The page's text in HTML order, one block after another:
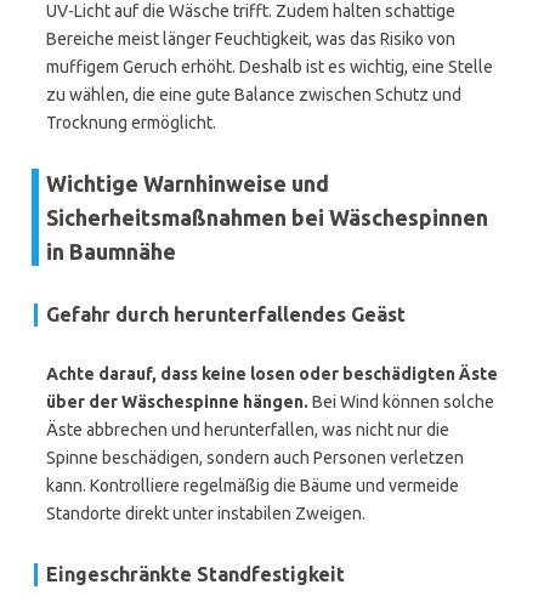
UV-Licht auf die Wäsche trifft. Zudem halten schattige
Bereiche meist länger Feuchtigkeit, was das Risiko von
muffigem Geruch erhöht. Deshalb ist es wichtig, eine Stelle
zu wählen, die eine gute Balance zwischen Schutz und
Trocknung ermöglicht.
Wichtige Warnhinweise und
Sicherheitsmaßnahmen bei Wäschespinnen
in Baumnähe
Gefahr durch herunterfallendes Geäst
Achte darauf, dass keine losen oder beschädigten Äste
über der Wäschespinne hängen. Bei Wind können solche
Äste abbrechen und herunterfallen, was nicht nur die
Spinne beschädigen, sondern auch Personen verletzen
kann. Kontrolliere regelmäßig die Bäume und vermeide
Standorte direkt unter instabilen Zweigen.
Eingeschränkte Standfestigkeit